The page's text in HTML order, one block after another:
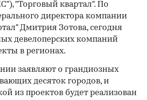
"Торговый квартал". По
директора компании
Дмитрия Зотова, сегодня
девелоперских компаний
в регионах.
заявляют о грандиозных
десяток городов, и
из проектов будет реализован